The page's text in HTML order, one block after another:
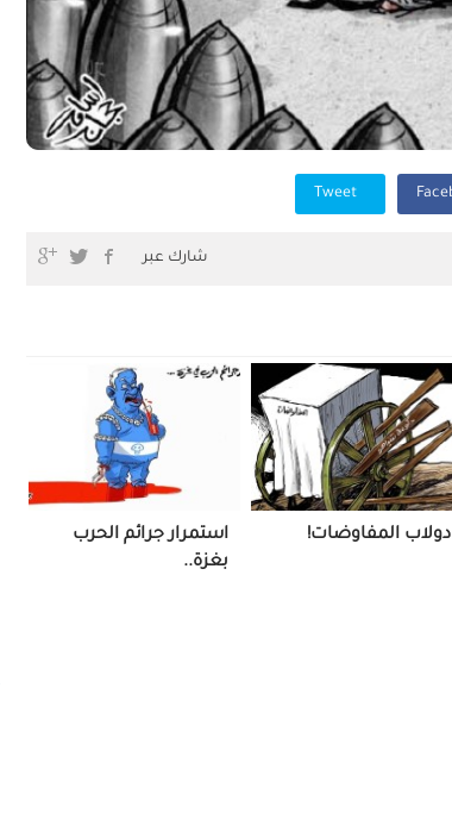
Tweet
شارك عبر
دولاب المفاوضات!
استمرار جرائم الحرب
بغزة..